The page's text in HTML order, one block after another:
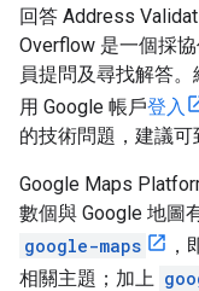
回答 Address
Overflow 是一個採
員提問及尋找解答
用 Google 帳戶登入
的技術問題，建議可
Google Maps
數個與 Google 地圖
google-maps
，
相關主題；加上